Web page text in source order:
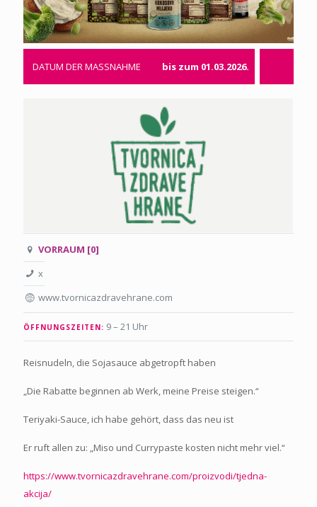
DATUM DER MASSNAHME bis zum 01.03.2026.
VORRAUM [0]
x
www.tvornicazdravehrane.com
ÖFFNUNGSZEITEN: 9 – 21 Uhr
Reisnudeln, die Sojasauce abgetropft haben
„Die Rabatte beginnen ab Werk, meine Preise steigen.“
Teriyaki-Sauce, ich habe gehört, dass das neu ist
Er ruft allen zu: „Miso und Currypaste kosten nicht mehr viel.“
https://www.tvornicazdravehrane.com/proizvodi/tjedna-
akcija/